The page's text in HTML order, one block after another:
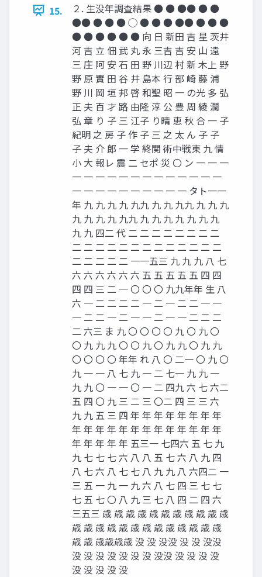
15.
２. 生没年調査結果 ● ● ●● ● ●
●● ● ● ● ◯ ● ● ● ●● ● ● ●
● ● ● ● ● ● 向 日 新田 吉 星 茨井
河 吉 立 佃 武 丸 永 三吉 吉 安 山 遠
三 庄 阿 安 石 田 野 川辺 村 新 木上 野
野 原 實 田 谷 井 島本 行 部 崎 藤 浦
野 川 岡 垣 邦 啓 和聖 昭 一 の光 多 弘
正 夫 百 才 路 由隆 淳 公 豊 周 綾 潤
弘 章 り 子 三 江子 り晴 恵 秋 合 一 子
紀明 之 房 子 作 子 三 之 太 ん 子 子
子 夫 介 郎 一 学 終関 術中戦東 九 情
小 大 報レ 震 二 セポ 災 〇 ン 一 一 一
一 一 一 一 一 一 一 一 一 一 一 一 一
一 一 一 一 一 一 一 一 一 一 タト一一
年 九 九 九 九 九九 九 九 九九 九 九 九
九 九 九 九 九九 九 九 九 九 九 九 九
九 九 四二 代 二 二 二 二 二 二 二 二
二 二 二 二 二 二 二 二 二 二 二 二 二
二 二 二 二 二 一一五三 九 九 九 八 七
六 六 六 六 六 六 五 五 五 五 五 四 四
四 四 三 二 一 〇 〇 〇 九九年年 生 八
六 一 二 二 二 二 一 二 一 二 二 一 一
一 二 二 一 二 一 一 二 一 一 二 二 二
二 六三 ま 九 〇 〇 〇 〇 九 〇 九 〇
〇 九 九 九 〇 〇 九 〇 九 九 〇 九 九
〇 〇 〇 〇 年年 れ 八 〇 二一 〇 九 〇
九 一 一 八 七 九 一 二 七一 九 九 一
九 九 〇 一 一 〇 一 二 四九 六 七 六二
五 四 〇 九 三 二 三 〇二 四 三 三 六
九 九 五 三 四 年 年 年 年 年 年 年 年
年 年 年 年 年 年 年 年 年 年 年 年 年
年 年 年 年 年 五三一 七四六 五 七 九
九 七 七 七 六 八 八 五 七 六 八 九 四
八 七 六 八 七 七 八 九 九 八 六四二 一
三 五 一 九 一 九 六 八 七 四 三 七 七
七 五 七 〇 八 九 三 七 八 四 二 四 六
三五三 歳 歳 歳 歳 歳 歳 歳 歳 歳 歳 歳
歳 歳 歳 歳 歳 歳 歳 歳 歳 歳 歳 歳 歳
歳 歳 歳歳歳歳 没 没 没没 没 没 没没
没 没 没 没 没 没 没 没没 没 没 没 没
没 没 没 没 没